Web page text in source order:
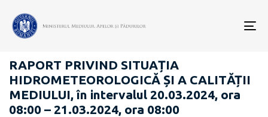
RAPOARTE ZILNICE STAREA MEDIULUI
RAPORT PRIVIND SITUAȚIA
HIDROMETEOROLOGICĂ ȘI A CALITĂȚII
MEDIULUI, în intervalul 20.03.2024, ora
08:00 – 21.03.2024, ora 08:00
publicării: